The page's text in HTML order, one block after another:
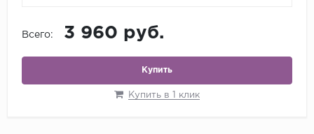
Всего: 3 960 руб.
Купить
Купить в 1 клик